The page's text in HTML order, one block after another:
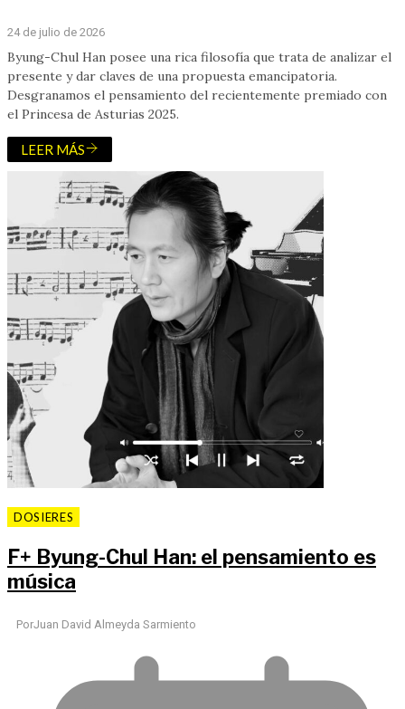
24 de julio de 2026
Byung-Chul Han posee una rica filosofía que trata de analizar el
presente y dar claves de una propuesta emancipatoria.
Desgranamos el pensamiento del recientemente premiado con
el Princesa de Asturias 2025.
LEER MÁS
DOSIERES
F+ Byung-Chul Han: el pensamiento es
música
PorJuan David Almeyda Sarmiento